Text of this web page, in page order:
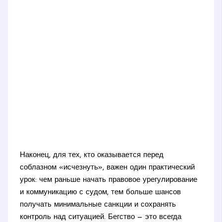
Наконец, для тех, кто оказывается перед
соблазном «исчезнуть», важен один практический
урок: чем раньше начать правовое урегулирование
и коммуникацию с судом, тем больше шансов
получать минимальные санкции и сохранять
контроль над ситуацией. Бегство — это всегда